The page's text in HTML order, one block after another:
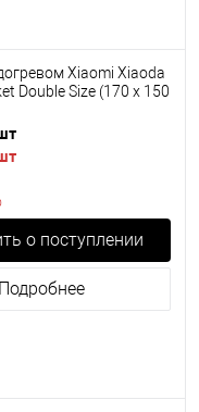
Xiaomi Xiaoda
Double Size (170 х 150
о поступлении
Подробнее